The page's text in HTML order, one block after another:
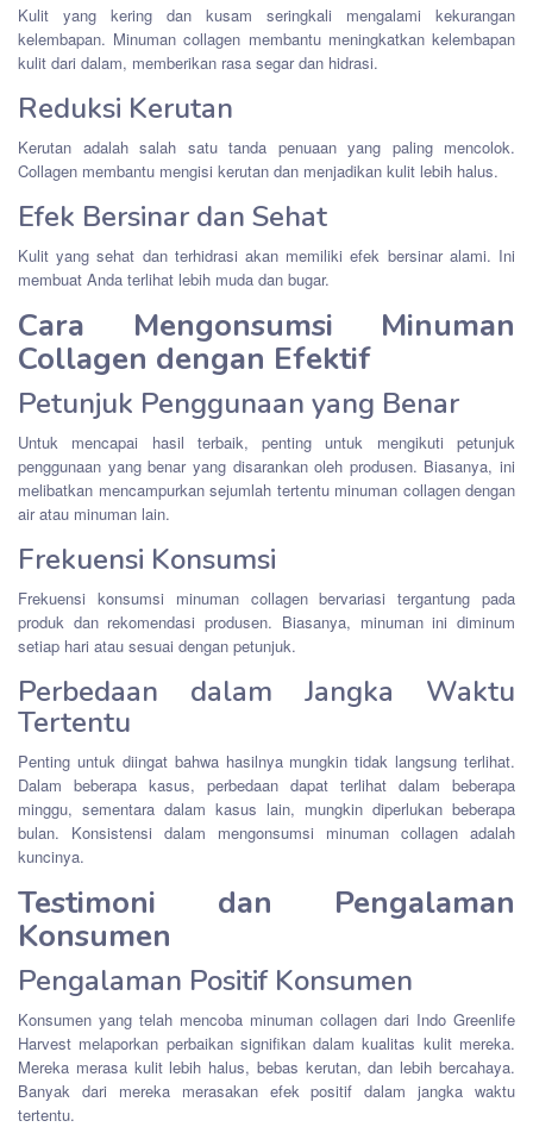
Kulit yang kering dan kusam seringkali mengalami kekurangan
kelembapan. Minuman collagen membantu meningkatkan kelembapan
kulit dari dalam, memberikan rasa segar dan hidrasi.
Reduksi Kerutan
Kerutan adalah salah satu tanda penuaan yang paling mencolok.
Collagen membantu mengisi kerutan dan menjadikan kulit lebih halus.
Efek Bersinar dan Sehat
Kulit yang sehat dan terhidrasi akan memiliki efek bersinar alami. Ini
membuat Anda terlihat lebih muda dan bugar.
Cara Mengonsumsi Minuman
Collagen dengan Efektif
Petunjuk Penggunaan yang Benar
Untuk mencapai hasil terbaik, penting untuk mengikuti petunjuk
penggunaan yang benar yang disarankan oleh produsen. Biasanya, ini
melibatkan mencampurkan sejumlah tertentu minuman collagen dengan
air atau minuman lain.
Frekuensi Konsumsi
Frekuensi konsumsi minuman collagen bervariasi tergantung pada
produk dan rekomendasi produsen. Biasanya, minuman ini diminum
setiap hari atau sesuai dengan petunjuk.
Perbedaan dalam Jangka Waktu
Tertentu
Penting untuk diingat bahwa hasilnya mungkin tidak langsung terlihat.
Dalam beberapa kasus, perbedaan dapat terlihat dalam beberapa
minggu, sementara dalam kasus lain, mungkin diperlukan beberapa
bulan. Konsistensi dalam mengonsumsi minuman collagen adalah
kuncinya.
Testimoni dan Pengalaman
Konsumen
Pengalaman Positif Konsumen
Konsumen yang telah mencoba minuman collagen dari Indo Greenlife
Harvest melaporkan perbaikan signifikan dalam kualitas kulit mereka.
Mereka merasa kulit lebih halus, bebas kerutan, dan lebih bercahaya.
Banyak dari mereka merasakan efek positif dalam jangka waktu
tertentu.